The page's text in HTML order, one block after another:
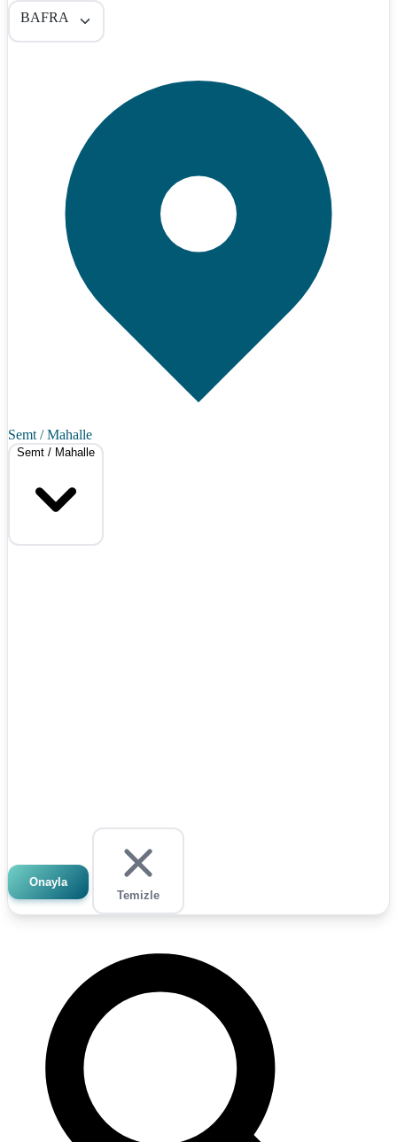
BAFRA
Semt / Mahalle
Semt / Mahalle
Onayla
Temizle